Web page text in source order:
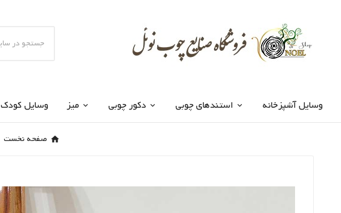
وسایل آشپزخانه استندهای چوبی دکور چوبی میز وسایل کودک
صفحه نخست